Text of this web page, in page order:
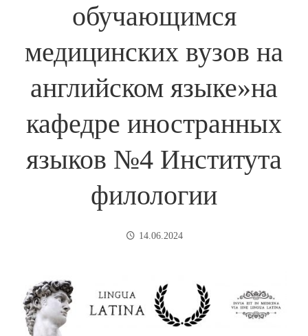
обучающимся
медицинских вузов на
английском языке»на
кафедре иностранных
языков №4 Института
филологии
14.06.2024